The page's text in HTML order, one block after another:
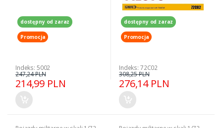
dostępny od zaraz
Promocja
Indeks: 5002
214,99 PLN
247,24 PLN
dostępny od zaraz
Promocja
Indeks: 72C02
276,14 PLN
308,25 PLN